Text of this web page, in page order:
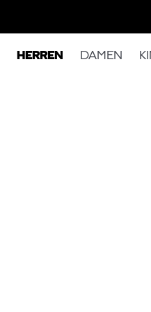
HERREN DAMEN